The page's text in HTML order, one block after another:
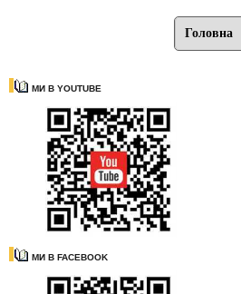
Головна
МИ В YOUTUBE
МИ В FACEBOOK